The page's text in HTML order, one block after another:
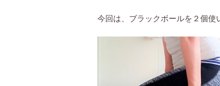
今回は、ブラックボールを２個使